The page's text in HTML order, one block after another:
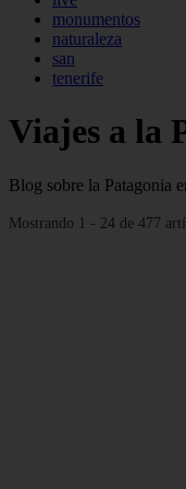
monumentos
naturaleza
san
tenerife
Viajes a la
Blog sobre la Patagonia
Mostrando 1 - 24 de 477